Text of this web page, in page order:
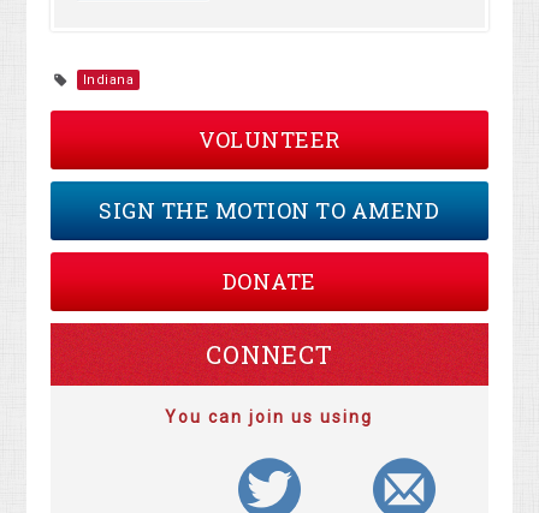
Indiana
VOLUNTEER
SIGN THE MOTION TO AMEND
DONATE
CONNECT
You can join us using